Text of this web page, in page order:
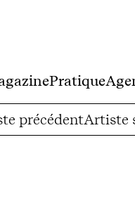
Pratique
précédentArtiste